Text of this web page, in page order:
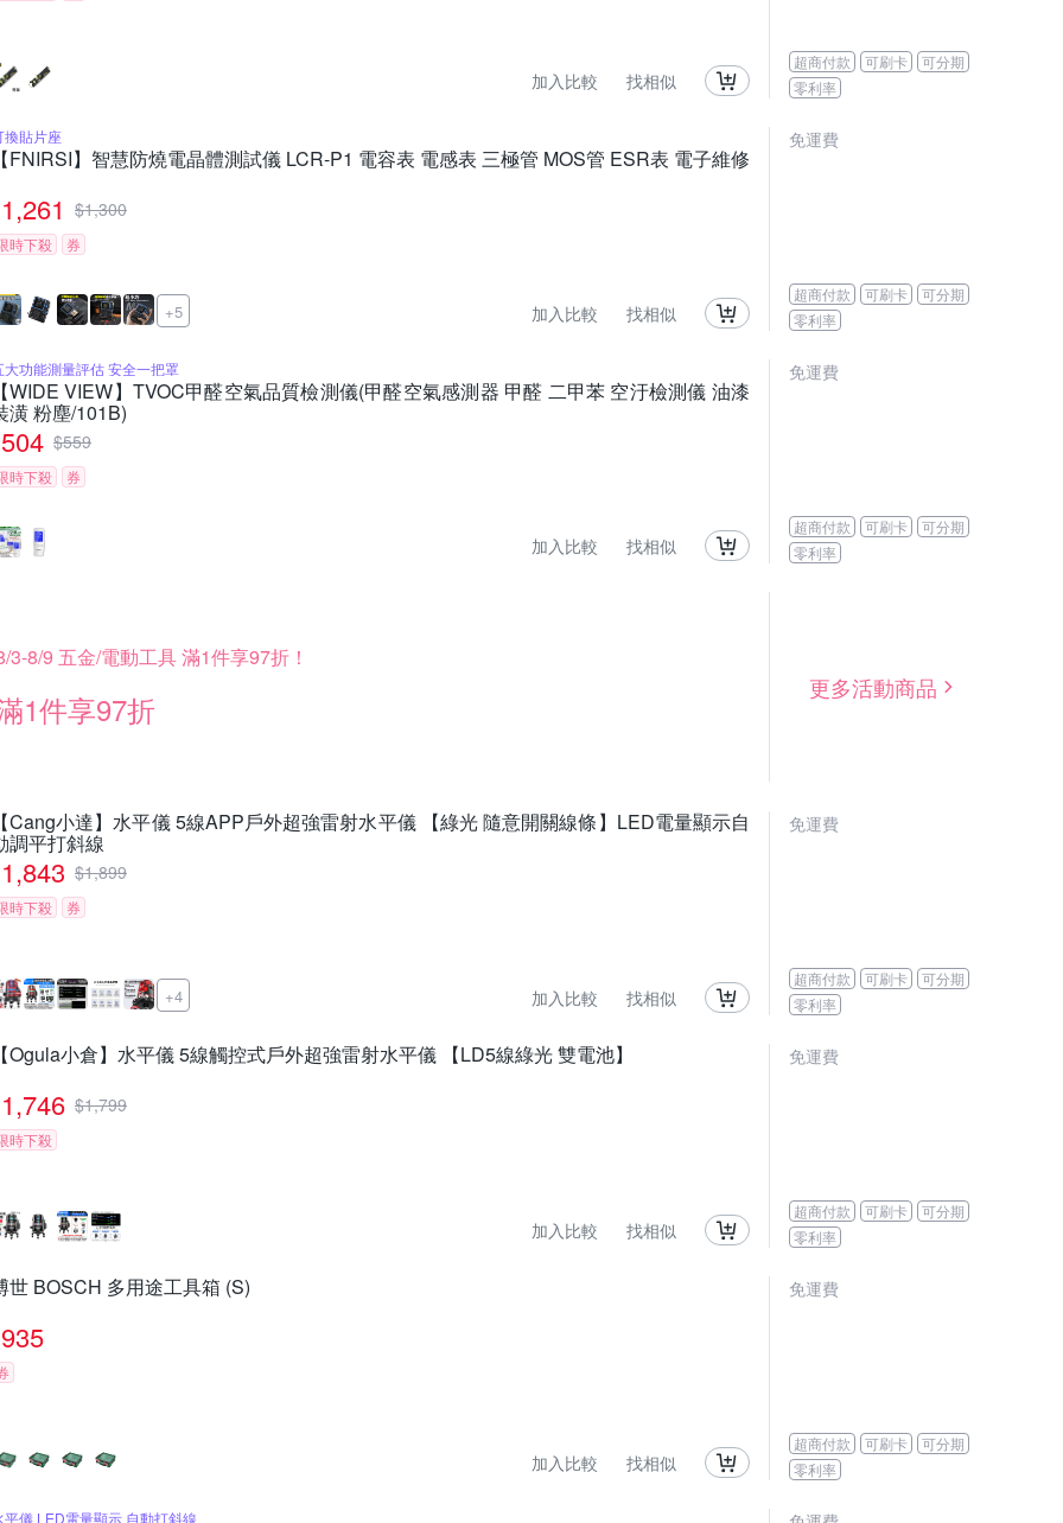
加入比較 找相似
超商付款 可刷卡
可分期
零利率
換貼片座
FNIRSI】智慧防燒電晶體測試儀 LCR-P1 電容表 電感表 三極管 MOS管 ESR表 電子維修
1,261 $1,300
時下殺 券
+5 加入比較 找相似
免運費
超商付款 可刷卡
可分期
零利率
大功能測量評估 安全一把罩
WIDE VIEW】TVOC甲醛空氣品質檢測儀(甲醛空氣感測器 甲醛 二甲苯 空汙檢測儀 油漆
潢 粉塵/101B)
504 $559
時下殺 券
加入比較 找相似
免運費
超商付款 可刷卡
可分期
零利率
3-8/9 五金/電動工具 滿1件享97折！
1件享97折
更多活動商品
Cang小達】水平儀 5線APP戶外超強雷射水平儀 【綠光 隨意開關線條】LED電量顯示自
調平打斜線
1,843 $1,899
時下殺 券
+4 加入比較 找相似
免運費
超商付款 可刷卡
可分期
零利率
Ogula小倉】水平儀 5線觸控式戶外超強雷射水平儀 【LD5線綠光 雙電池】
1,746 $1,799
時下殺
加入比較 找相似
免運費
超商付款 可刷卡
可分期
零利率
世 BOSCH 多用途工具箱 (S)
935
加入比較 找相似
免運費
超商付款 可刷卡
可分期
零利率
平儀 LED電量顯示 自動打斜線